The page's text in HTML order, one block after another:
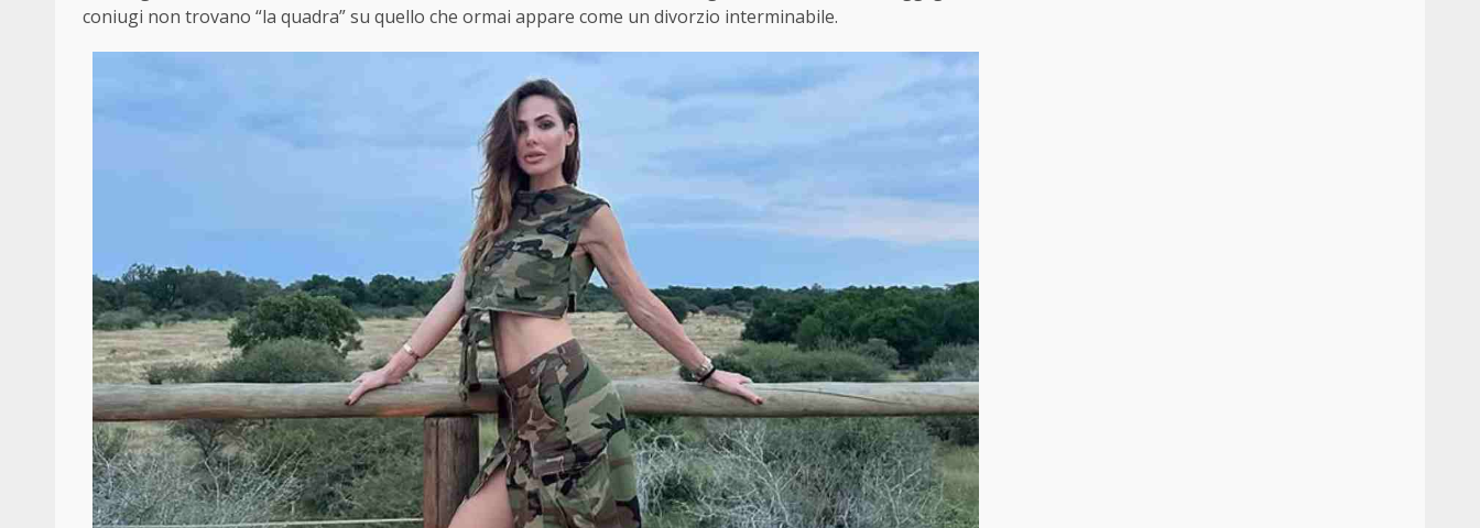
coniugi non trovano “la quadra” su quello che ormai appare come un divorzio interminabile.